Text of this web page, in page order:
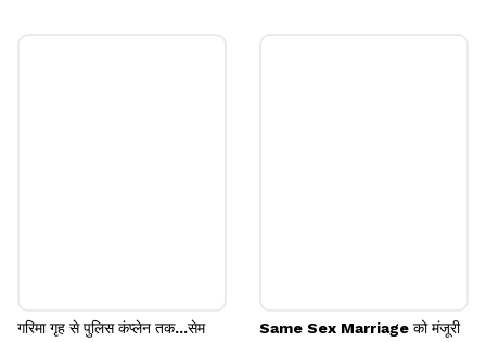
गरिमा गृह से पुलिस कंप्लेन तक...सेम
Same Sex Marriage को मंजूरी